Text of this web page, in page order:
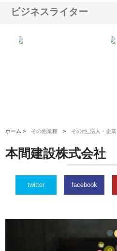
ビジネスライター
ホーム > その他業種 > その他_法人・企業
本間建設株式会社
twitter facebook